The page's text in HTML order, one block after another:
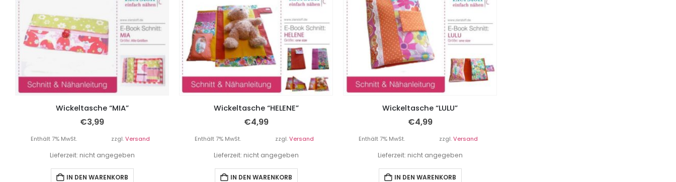
Wickeltasche “MIA”
€3,99
Enthält 7% MwSt. zzgl.Versand
Lieferzeit: nicht angegeben
IN DEN WARENKORB
Wickeltasche “HELENE”
€4,99
Enthält 7% MwSt. zzgl.Versand
Lieferzeit: nicht angegeben
IN DEN WARENKORB
Wickeltasche “LULU”
€4,99
Enthält 7% MwSt. zzgl.Versand
Lieferzeit: nicht angegeben
IN DEN WARENKORB